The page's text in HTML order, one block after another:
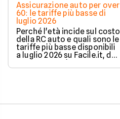
Assicurazione auto per over
60: le tariffe più basse di
luglio 2026
Perché l'età incide sul costo
della RC auto e quali sono le
tariffe più basse disponibili
a luglio 2026 su Facile.it, da
106,32€ annui.